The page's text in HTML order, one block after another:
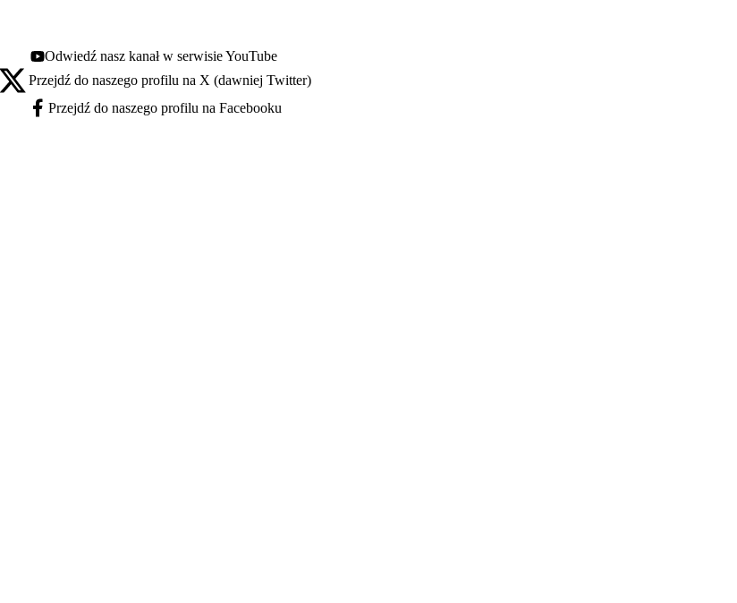
Youtube - otwiera się w nowej karcie
Odwiedź nasz kanał w serwisie YouTube
X - otwiera się w nowej karcie
Przejdź do naszego profilu na X (dawniej Twitter)
Facebook - otwiera się w nowej karcie
Przejdź do naszego profilu na Facebooku